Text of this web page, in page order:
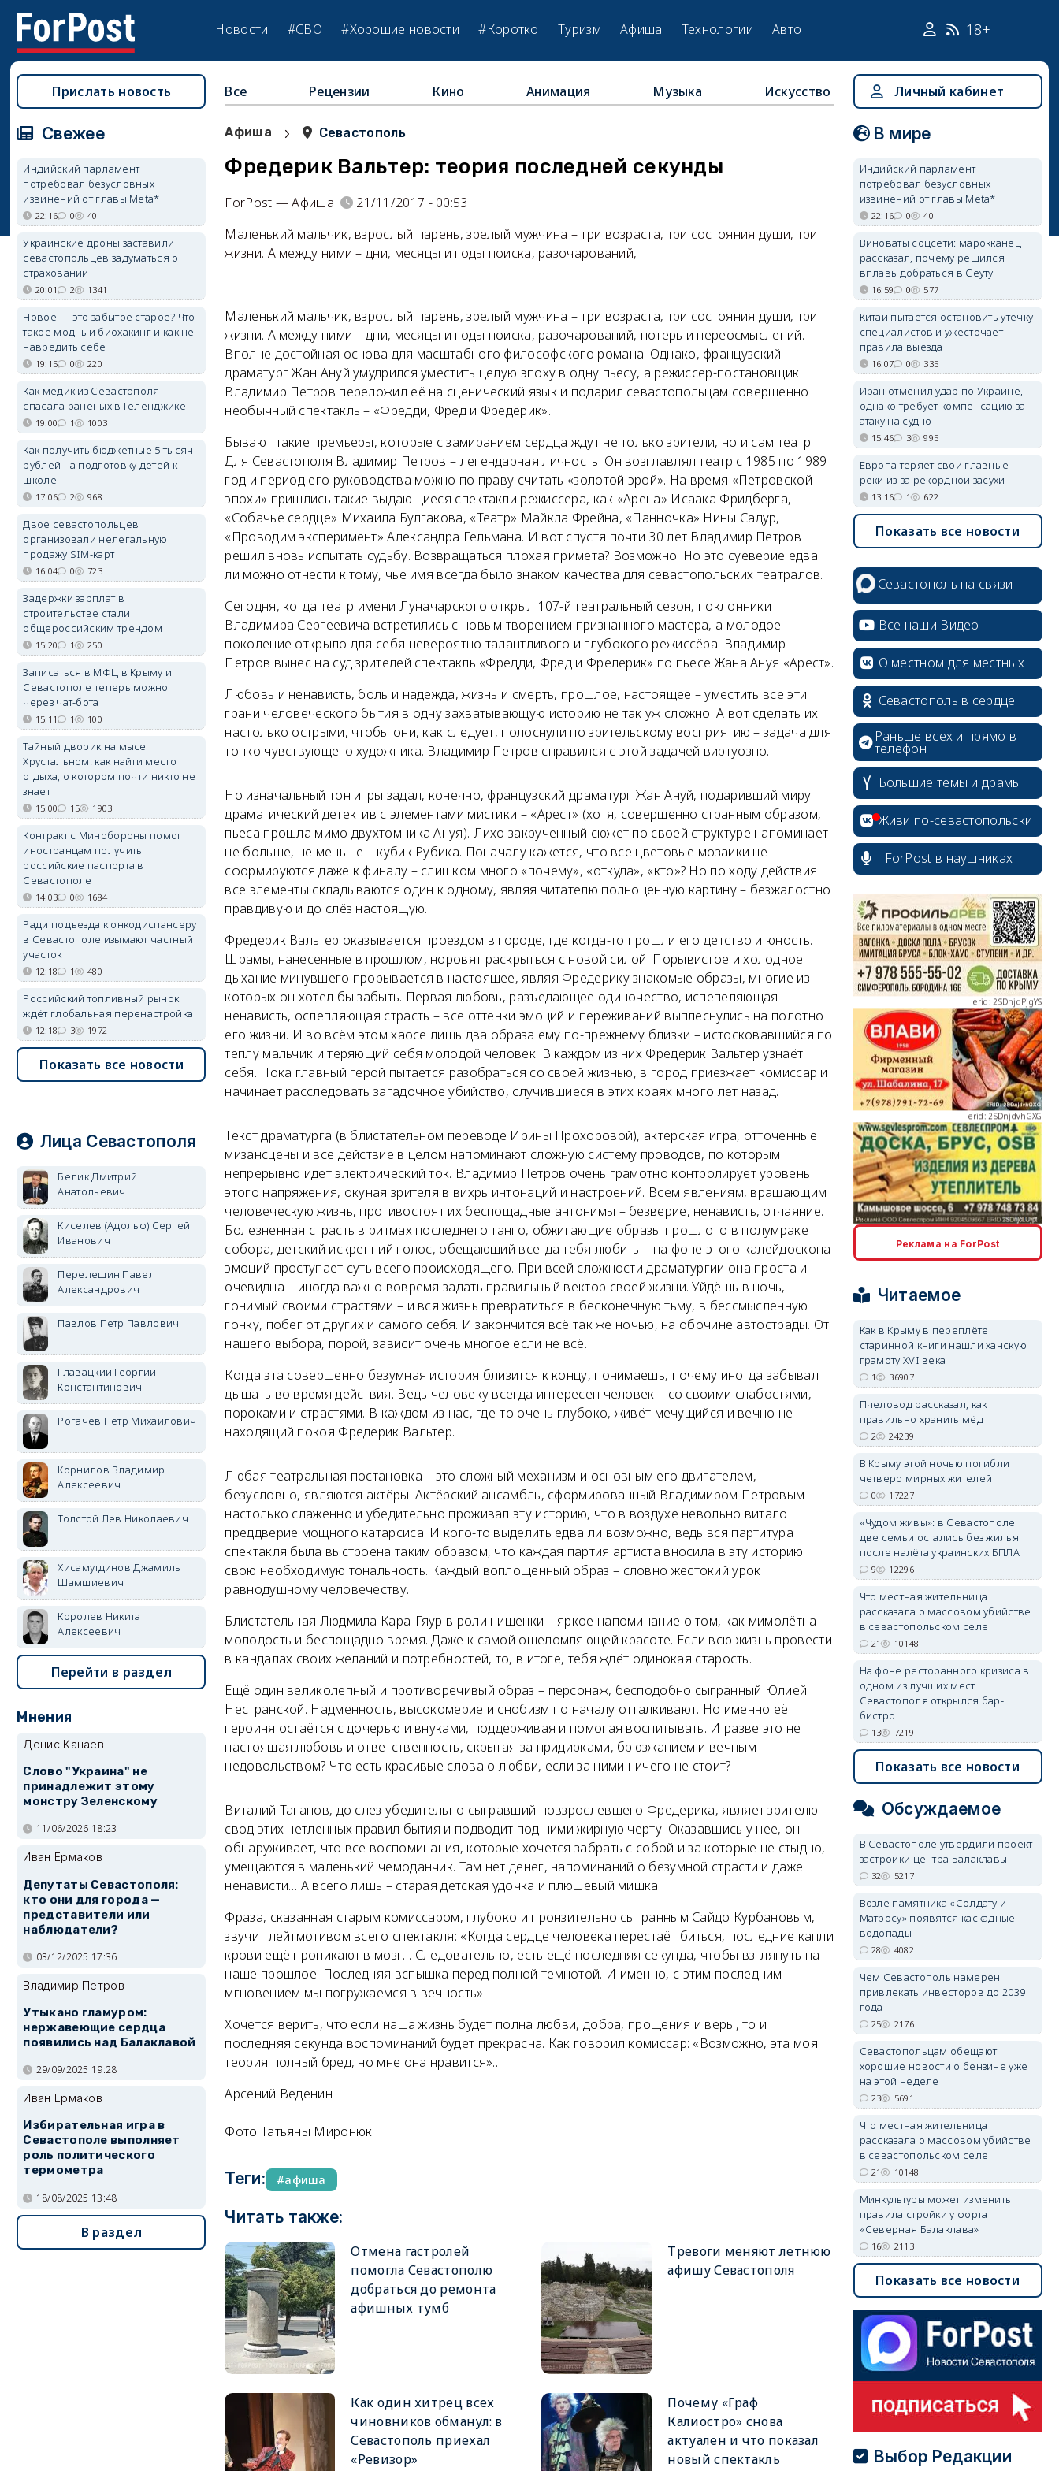
Новости #СВО #Хорошие новости #Коротко Туризм Афиша Технологии Авто 18+
Все Рецензии Кино Анимация Музыка Искусство
Афиша › Севастополь
Фредерик Вальтер: теория последней секунды
ForPost — Афиша
21/11/2017 - 00:53
Маленький мальчик, взрослый парень, зрелый мужчина – три возраста, три состояния души, три
жизни. А между ними – дни, месяцы и годы поиска, разочарований,
Маленький мальчик, взрослый парень, зрелый мужчина – три возраста, три состояния души, три
жизни. А между ними – дни, месяцы и годы поиска, разочарований, потерь и переосмыслений.
Вполне достойная основа для масштабного философского романа. Однако, французский
драматург Жан Ануй умудрился уместить целую эпоху в одну пьесу, а режиссер-постановщик
Владимир Петров переложил её на сценический язык и подарил севастопольцам совершенно
необычный спектакль – «Фредди, Фред и Фредерик».
Бывают такие премьеры, которые с замиранием сердца ждут не только зрители, но и сам театр.
Для Севастополя Владимир Петров – легендарная личность. Он возглавлял театр с 1985 по 1989
год и период его руководства можно по праву считать «золотой эрой». На время «Петровской
эпохи» пришлись такие выдающиеся спектакли режиссера, как «Арена» Исаака Фридберга,
«Собачье сердце» Михаила Булгакова, «Театр» Майкла Фрейна, «Панночка» Нины Садур,
«Проводим эксперимент» Александра Гельмана. И вот спустя почти 30 лет Владимир Петров
решил вновь испытать судьбу. Возвращаться плохая примета? Возможно. Но это суеверие едва
ли можно отнести к тому, чьё имя всегда было знаком качества для севастопольских театралов.
Сегодня, когда театр имени Луначарского открыл 107-й театральный сезон, поклонники
Владимира Сергеевича встретились с новым творением признанного мастера, а молодое
поколение открыло для себя невероятно талантливого и глубокого режиссёра. Владимир
Петров вынес на суд зрителей спектакль «Фредди, Фред и Фрелерик» по пьесе Жана Ануя «Арест».
Любовь и ненависть, боль и надежда, жизнь и смерть, прошлое, настоящее – уместить все эти
грани человеческого бытия в одну захватывающую историю не так уж сложно. А вот сделать их
настолько острыми, чтобы они, как следует, полоснули по зрительскому восприятию – задача для
тонко чувствующего художника. Владимир Петров справился с этой задачей виртуозно.
Но изначальный тон игры задал, конечно, французский драматург Жан Ануй, подаривший миру
драматический детектив с элементами мистики – «Арест» (хотя, совершенно странным образом,
пьеса прошла мимо двухтомника Ануя). Лихо закрученный сюжет по своей структуре напоминает
не больше, не меньше – кубик Рубика. Поначалу кажется, что все цветовые мозаики не
сформируются даже к финалу – слишком много «почему», «откуда», «кто»? Но по ходу действия
все элементы складываются один к одному, являя читателю полноценную картину – безжалостно
правдивую и до слёз настоящую.
Фредерик Вальтер оказывается проездом в городе, где когда-то прошли его детство и юность.
Шрамы, нанесенные в прошлом, норовят раскрыться с новой силой. Порывистое и холодное
дыхание минувшего прорывается в настоящее, являя Фредерику знакомые образы, многие из
которых он хотел бы забыть. Первая любовь, разъедающее одиночество, испепеляющая
ненависть, ослепляющая страсть – все оттенки эмоций и переживаний выплеснулись на полотно
его жизни. И во всём этом хаосе лишь два образа ему по-прежнему близки – истосковавшийся по
теплу мальчик и теряющий себя молодой человек. В каждом из них Фредерик Вальтер узнаёт
себя. Пока главный герой пытается разобраться со своей жизнью, в город приезжает комиссар и
начинает расследовать загадочное убийство, случившиеся в этих краях много лет назад.
Текст драматурга (в блистательном переводе Ирины Прохоровой), актёрская игра, отточенные
мизансцены и всё действие в целом напоминают сложную систему проводов, по которым
непрерывно идёт электрический ток. Владимир Петров очень грамотно контролирует уровень
этого напряжения, окуная зрителя в вихрь интонаций и настроений. Всем явлениям, вращающим
человеческую жизнь, противостоят их беспощадные антонимы – безверие, ненависть, отчаяние.
Болезненная страсть в ритмах последнего танго, обжигающие образы прошлого в полумраке
собора, детский искренний голос, обещающий всегда тебя любить – на фоне этого калейдоскопа
эмоций проступает суть всего происходящего. При всей сложности драматургии она проста и
очевидна – иногда важно вовремя задать правильный вектор своей жизни. Уйдёшь в ночь,
гонимый своими страстями – и вся жизнь превратиться в бесконечную тьму, в бессмысленную
гонку, побег от других и самого себя. И закончится всё так же ночью, на обочине автострады. От
нашего выбора, порой, зависит очень многое если не всё.
Когда эта совершенно безумная история близится к концу, понимаешь, почему иногда забывал
дышать во время действия. Ведь человеку всегда интересен человек – со своими слабостями,
пороками и страстями. В каждом из нас, где-то очень глубоко, живёт мечущийся и вечно не
находящий покоя Фредерик Вальтер.
Любая театральная постановка – это сложный механизм и основным его двигателем,
безусловно, являются актёры. Актёрский ансамбль, сформированный Владимиром Петровым
настолько слаженно и убедительно проживал эту историю, что в воздухе невольно витало
преддверие мощного катарсиса. И кого-то выделить едва ли возможно, ведь вся партитура
спектакля была выстроена таким образом, что каждая партия артиста вносила в эту историю
свою необходимую тональность. Каждый воплощенный образ – словно жестокий урок
равнодушному человечеству.
Блистательная Людмила Кара-Гяур в роли нищенки – яркое напоминание о том, как мимолётна
молодость и беспощадно время. Даже к самой ошеломляющей красоте. Если всю жизнь провести
в кандалах своих желаний и потребностей, то, в итоге, тебя ждёт одинокая старость.
Ещё один великолепный и противоречивый образ – персонаж, бесподобно сыгранный Юлией
Нестранской. Надменность, высокомерие и снобизм по началу отталкивают. Но именно её
героиня остаётся с дочерью и внуками, поддерживая и помогая воспитывать. И разве это не
настоящая любовь и ответственность, скрытая за придирками, брюзжанием и вечным
недовольством? Что есть красивые слова о любви, если за ними ничего не стоит?
Виталий Таганов, до слез убедительно сыгравший повзрослевшего Фредерика, являет зрителю
свод этих нетленных правил бытия и подводит под ними жирную черту. Оказавшись у нее, он
обнаруживает, что все воспоминания, которые хочется забрать с собой и за которые не стыдно,
умещаются в маленький чемоданчик. Там нет денег, напоминаний о безумной страсти и даже
ненависти… А всего лишь – старая детская удочка и плюшевый мишка.
Фраза, сказанная старым комиссаром, глубоко и пронзительно сыгранным Сайдо Курбановым,
звучит лейтмотивом всего спектакля: «Когда сердце человека перестаёт биться, последние капли
крови ещё проникают в мозг… Следовательно, есть ещё последняя секунда, чтобы взглянуть на
наше прошлое. Последняя вспышка перед полной темнотой. И именно, с этим последним
мгновением мы погружаемся в вечность».
Хочется верить, что если наша жизнь будет полна любви, добра, прощения и веры, то и
последняя секунда воспоминаний будет прекрасна. Как говорил комиссар: «Возможно, эта моя
теория полный бред, но мне она нравится»…
Арсений Веденин
Фото Татьяны Миронюк
Теги: афиша
Читать также:
Отмена гастролей
помогла Севастополю
добраться до ремонта
афишных тумб
Тревоги меняют летнюю
афишу Севастополя
Как один хитрец всех
чиновников обманул: в
Севастополь приехал
«Ревизор»
Почему «Граф
Калиостро» снова
актуален и что показал
новый спектакль
Прислать новость
Свежее
Индийский парламент
потребовал безусловных
извинений от главы Meta*
22:16 0 40
Украинские дроны заставили
севастопольцев задуматься о
страховании
20:01 2 1341
Новое — это забытое старое? Что
такое модный биохакинг и как не
навредить себе
19:15 0 220
Как медик из Севастополя
спасала раненых в Геленджике
19:00 1 1003
Как получить бюджетные 5 тысяч
рублей на подготовку детей к
школе
17:06 2 968
Двое севастопольцев
организовали нелегальную
продажу SIM-карт
16:04 0 723
Задержки зарплат в
строительстве стали
общероссийским трендом
15:20 1 250
Записаться в МФЦ в Крыму и
Севастополе теперь можно
через чат-бота
15:11 1 100
Тайный дворик на мысе
Хрустальном: как найти место
отдыха, о котором почти никто не
знает
15:00 15 1903
Контракт с Минобороны помог
иностранцам получить
российские паспорта в
Севастополе
14:03 0 1684
Ради подъезда к онкодиспансеру
в Севастополе изымают частный
участок
12:18 1 480
Российский топливный рынок
ждёт глобальная перенастройка
12:18 3 1972
Показать все новости
Лица Севастополя
Белик Дмитрий
Анатольевич
Киселев (Адольф) Сергей
Иванович
Перелешин Павел
Александрович
Павлов Петр Павлович
Главацкий Георгий
Константинович
Рогачев Петр Михайлович
Корнилов Владимир
Алексеевич
Толстой Лев Николаевич
Хисамутдинов Джамиль
Шамшиевич
Королев Никита
Алексеевич
Перейти в раздел
Мнения
Денис Канаев
Слово "Украина" не
принадлежит этому
монстру Зеленскому
11/06/2026 18:23
Иван Ермаков
Депутаты Севастополя:
кто они для города —
представители или
наблюдатели?
03/12/2025 17:36
Владимир Петров
Утыкано гламуром:
нержавеющие сердца
появились над Балаклавой
29/09/2025 19:28
Иван Ермаков
Избирательная игра в
Севастополе выполняет
роль политического
термометра
18/08/2025 13:48
В раздел
Личный кабинет
В мире
Индийский парламент
потребовал безусловных
извинений от главы Meta*
22:16 0 40
Виноваты соцсети: марокканец
рассказал, почему решился
вплавь добраться в Сеуту
16:59 0 577
Китай пытается остановить утечку
специалистов и ужесточает
правила выезда
16:07 0 335
Иран отменил удар по Украине,
однако требует компенсацию за
атаку на судно
15:46 3 995
Европа теряет свои главные
реки из-за рекордной засухи
13:16 1 622
Показать все новости
Севастополь на связи
Все наши Видео
О местном для местных
Севастополь в сердце
Раньше всех и прямо в
телефон
Большие темы и драмы
Живи по-севастопольски
ForPost в наушниках
erid: 2SDnjdPjgYS
erid: 2SDnjdvhGXG
erid: 2SDnjcLUypt
erid: 2SDnjcrDNw6
erid: 2SDnjdPjgYS
Реклама на ForPost
Читаемое
Как в Крыму в переплёте
старинной книги нашли ханскую
грамоту XVI века
1 36907
Пчеловод рассказал, как
правильно хранить мёд
2 24239
В Крыму этой ночью погибли
четверо мирных жителей
0 17227
«Чудом живы»: в Севастополе
две семьи остались без жилья
после налёта украинских БПЛА
9 12296
Что местная жительница
рассказала о массовом убийстве
в севастопольском селе
21 10148
На фоне ресторанного кризиса в
одном из лучших мест
Севастополя открылся бар-
бистро
13 7219
Показать все новости
Обсуждаемое
В Севастополе утвердили проект
застройки центра Балаклавы
32 5217
Возле памятника «Солдату и
Матросу» появятся каскадные
водопады
28 4082
Чем Севастополь намерен
привлекать инвесторов до 2039
года
25 2176
Севастопольцам обещают
хорошие новости о бензине уже
на этой неделе
23 5691
Что местная жительница
рассказала о массовом убийстве
в севастопольском селе
21 10148
Минкультуры может изменить
правила стройки у форта
«Северная Балаклава»
16 2113
Показать все новости
Выбор Редакции